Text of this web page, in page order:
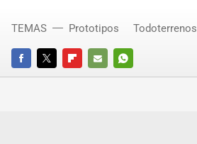
FACEBOOKTWITTERFLIPBOARD
E-
WHATSAPP
TEMAS Prototipos Todoterrenos